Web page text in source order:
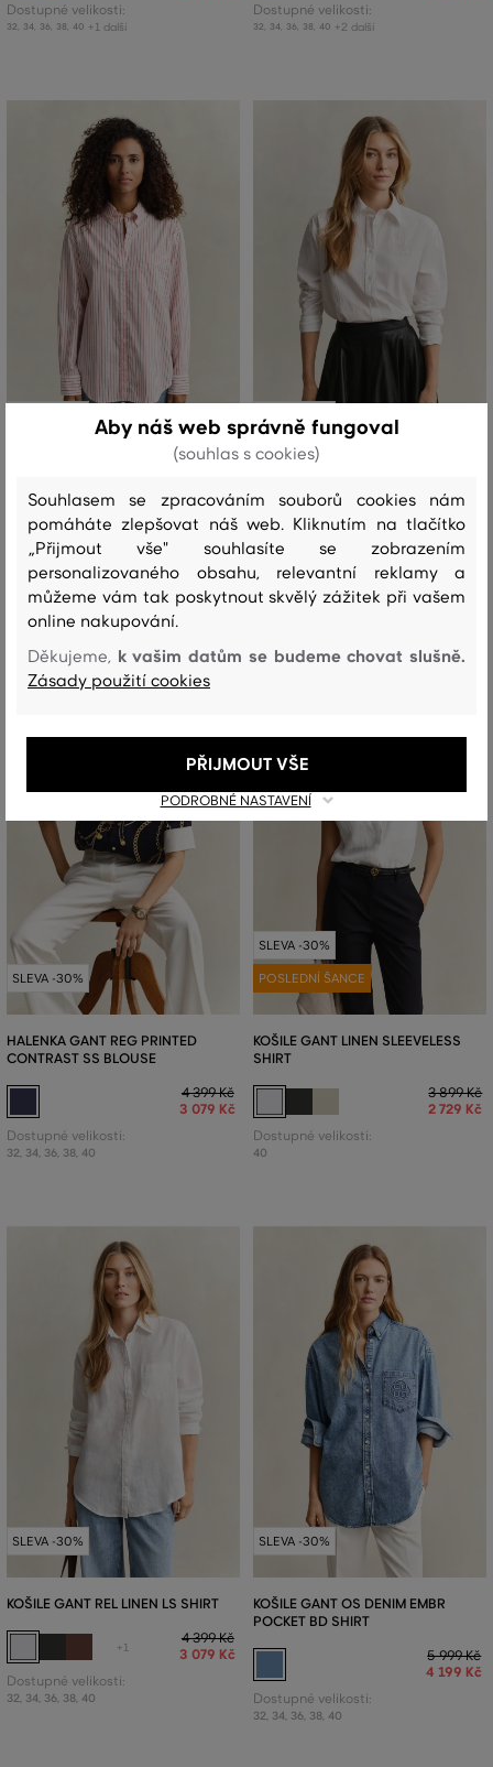
Dostupné velikosti:
32 34 36 38 40 +1 další
Dostupné velikosti:
32 34 36 38 40 +2 další
STRIPE BD SHIRT
3 699 Kč
2 589 Kč
Dostupné velikosti:
36 38 +1 další
SLEVA -30%
CHEST SHIRT
3 599 Kč
2 519 Kč
Dostupné velikosti:
32 34 36, 38, +1 další
SLEVA -30%
HALENKA GANT REG PRINTED
CONTRAST SS BLOUSE
4 399 Kč
3 079 Kč
Dostupné velikosti:
32, 34, 36, 38, 40
SLEVA -30%
POSLEDNÍ ŠANCE
KOŠILE GANT LINEN SLEEVELESS
SHIRT
3 899 Kč
2 729 Kč
Dostupné velikosti:
40
SLEVA -30%
KOŠILE GANT REL LINEN LS SHIRT
+1
4 399 Kč
3 079 Kč
Dostupné velikosti:
32, 34, 36, 38, 40
SLEVA -30%
KOŠILE GANT OS DENIM EMBR
POCKET BD SHIRT
5 999 Kč
4 199 Kč
Dostupné velikosti:
32, 34, 36, 38, 40
Aby náš web správně fungoval
(souhlas s cookies)
Souhlasem se zpracováním souborů cookies nám
pomáháte zlepšovat náš web. Kliknutím na tlačítko
„Přijmout vše" souhlasíte se zobrazením
personalizovaného obsahu, relevantní reklamy a
můžeme vám tak poskytnout skvělý zážitek při vašem
online nakupování.
Děkujeme, k vašim datům se budeme chovat slušně.
Zásady použití cookies
PODROBNÉ NASTAVENÍ
PŘIJMOUT VŠE